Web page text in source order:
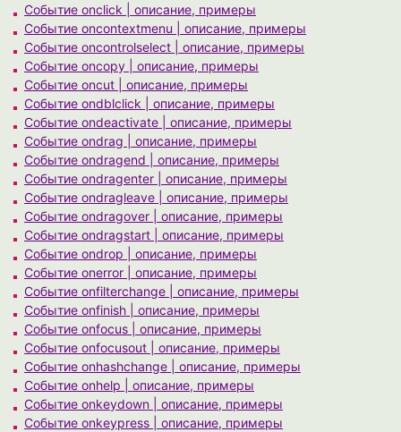
Событие onclick | описание, примеры
Событие oncontextmenu | описание, примеры
Событие oncontrolselect | описание, примеры
Событие oncopy | описание, примеры
Событие oncut | описание, примеры
Событие ondblclick | описание, примеры
Событие ondeactivate | описание, примеры
Событие ondrag | описание, примеры
Событие ondragend | описание, примеры
Событие ondragenter | описание, примеры
Событие ondragleave | описание, примеры
Событие ondragover | описание, примеры
Событие ondragstart | описание, примеры
Событие ondrop | описание, примеры
Событие onerror | описание, примеры
Событие onfilterchange | описание, примеры
Событие onfinish | описание, примеры
Событие onfocus | описание, примеры
Событие onfocusout | описание, примеры
Событие onhashchange | описание, примеры
Событие onhelp | описание, примеры
Событие onkeydown | описание, примеры
Событие onkeypress | описание, примеры